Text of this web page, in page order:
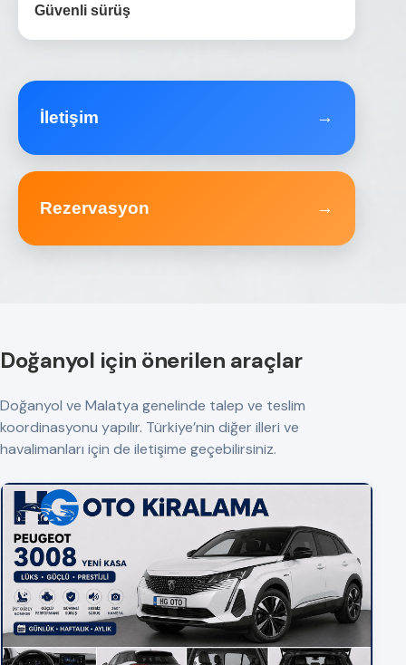
Güvenli sürüş
İletişim →
Rezervasyon →
Doğanyol için önerilen araçlar
Doğanyol ve Malatya genelinde talep ve teslim
koordinasyonu yapılır. Türkiye’nin diğer illeri ve
havalimanları için de iletişime geçebilirsiniz.